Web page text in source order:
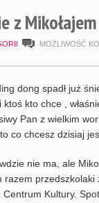
z
MOŻLIWOŚĆ
dong spadł już
ktoś kto chce ,
Pan z wielkim
co chcesz dzisiaj
nie ma, ale
razem przedszkolaki
Centrum Kultury.